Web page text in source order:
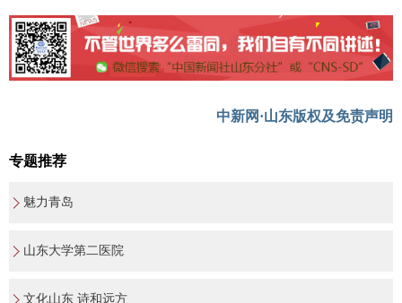
中新网·山东版权及免责声明
专题推荐
魅力青岛
山东大学第二医院
文化山东 诗和远方